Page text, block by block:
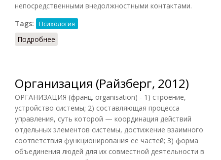
непосредственными внедолжностными контактами.
Tags:
Психология
Подробнее
Организация (Райзберг, 2012)
ОРГАНИЗАЦИЯ (франц. organisation) - 1) строение,
устройство системы; 2) составляющая процесса
управления, суть которой — координация действий
отдельных элементов системы, достижение взаимного
соответствия функционирования ее частей; 3) форма
объединения людей для их совместной деятельности в